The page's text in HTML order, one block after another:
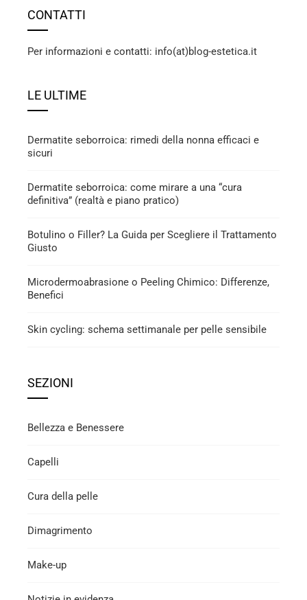
CONTATTI
Per informazioni e contatti: info(at)blog-estetica.it
LE ULTIME
Dermatite seborroica: rimedi della nonna efficaci e
sicuri
Dermatite seborroica: come mirare a una “cura
definitiva” (realtà e piano pratico)
Botulino o Filler? La Guida per Scegliere il Trattamento
Giusto
Microdermoabrasione o Peeling Chimico: Differenze,
Benefici
Skin cycling: schema settimanale per pelle sensibile
SEZIONI
Bellezza e Benessere
Capelli
Cura della pelle
Dimagrimento
Make-up